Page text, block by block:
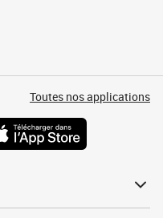
Toutes nos applications